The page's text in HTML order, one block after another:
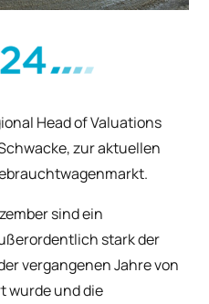
Head of Valuations
zur aktuellen
sind ein
stark der
vergangenen Jahre von
wurde und die